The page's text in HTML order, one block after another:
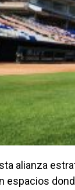
alianza
espacios